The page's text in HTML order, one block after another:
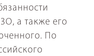
а также его
По